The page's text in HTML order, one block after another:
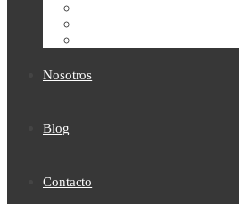
Nosotros
Blog
Contacto